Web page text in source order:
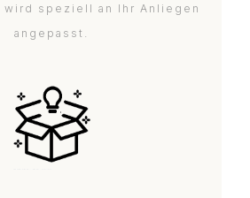
wird speziell an Ihr Anliegen
angepasst.